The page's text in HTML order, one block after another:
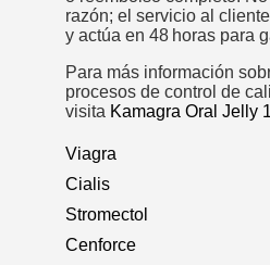
razón; el servicio al
y actúa en 48 horas para
Para más información
procesos de control de
visita Kamagra Oral Jelly
Viagra
Cialis
Stromectol
Cenforce